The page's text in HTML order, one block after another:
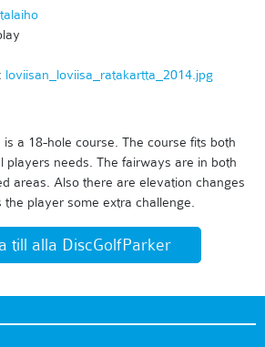
loviisan_loviisa_ratakartta_2014.jpg
a 18-hole course. The course fits both
players needs. The fairways are in both
areas. Also there are elevation changes
player some extra challenge.
till alla DiscGolfParker